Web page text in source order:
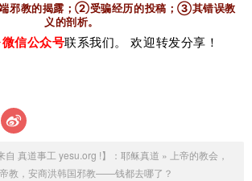
邪教的揭露；②受骗经历的投稿；③其错误教
义的剖析。
信公众号联系我们。 欢迎转发分享！
自 真道事工 yesu.org !】： 耶稣真道 » 上帝的教会，
教，安商洪韩国邪教——钱都去哪了？